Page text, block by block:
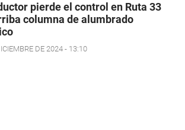
pierde el control en Ruta 33
columna de alumbrado
DE 2024 - 13:10